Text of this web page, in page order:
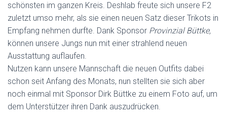
schönsten im ganzen Kreis. Deshlab freute sich unsere F2
zuletzt umso mehr, als sie einen neuen Satz dieser Trikots in
Empfang nehmen durfte. Dank Sponsor Provinzial Büttke,
können unsere Jungs nun mit einer strahlend neuen
Ausstattung auflaufen.
Nutzen kann unsere Mannschaft die neuen Outfits dabei
schon seit Anfang des Monats, nun stellten sie sich aber
noch einmal mit Sponsor Dirk Büttke zu einem Foto auf, um
dem Unterstützer ihren Dank auszudrücken.